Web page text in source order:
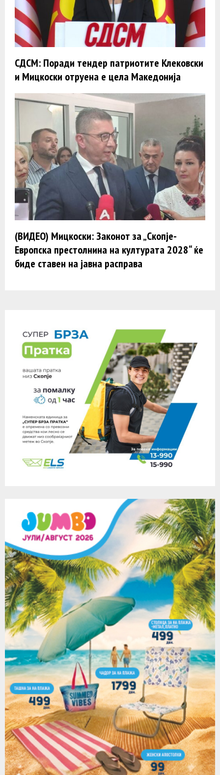
СДСМ: Поради тендер патриотите Клековски
и Мицкоски отруена е цела Македонија
(ВИДЕО) Мицкоски: Законот за „Скопје-
Европска престолнина на културата 2028“ ќе
биде ставен на јавна расправа